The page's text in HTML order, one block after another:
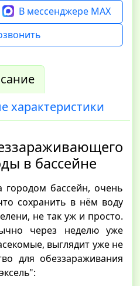
В мессенджере MAX
характеристики
в бассейне
городом бассейн, очень
сохранить в нём воду
не так уж и просто.
через неделю уже
выглядит уже не
для обеззараживания